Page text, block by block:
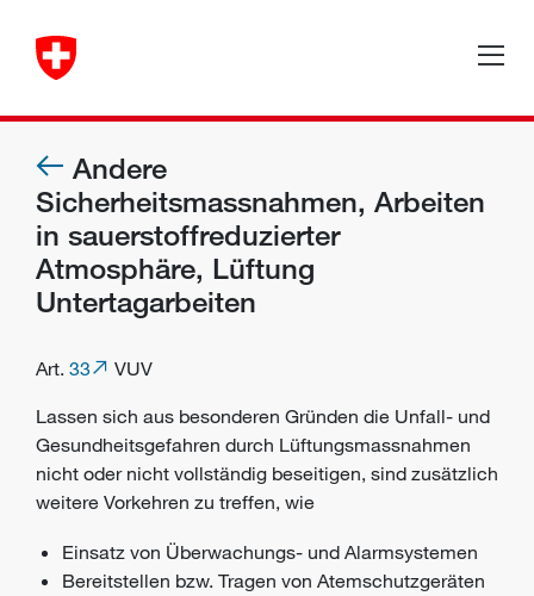
Andere
Sicherheitsmassnahmen, Arbeiten
in sauerstoffreduzierter
Atmosphäre, Lüftung
Untertagarbeiten
Art. 33
VUV
Lassen sich aus besonderen Gründen die Unfall- und
Gesundheitsgefahren durch Lüftungsmassnahmen
nicht oder nicht vollständig beseitigen, sind zusätzlich
weitere Vorkehren zu treffen, wie
Einsatz von Überwachungs- und Alarmsystemen
Bereitstellen bzw. Tragen von Atemschutzgeräten